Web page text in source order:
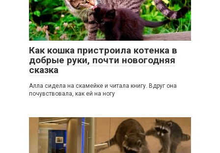
2
Как кошка пристроила котенка в
добрые руки, почти новогодняя
сказка
Алла сидела на скамейке и читала книгу. Вдруг она
почувствовала, как ей на ногу